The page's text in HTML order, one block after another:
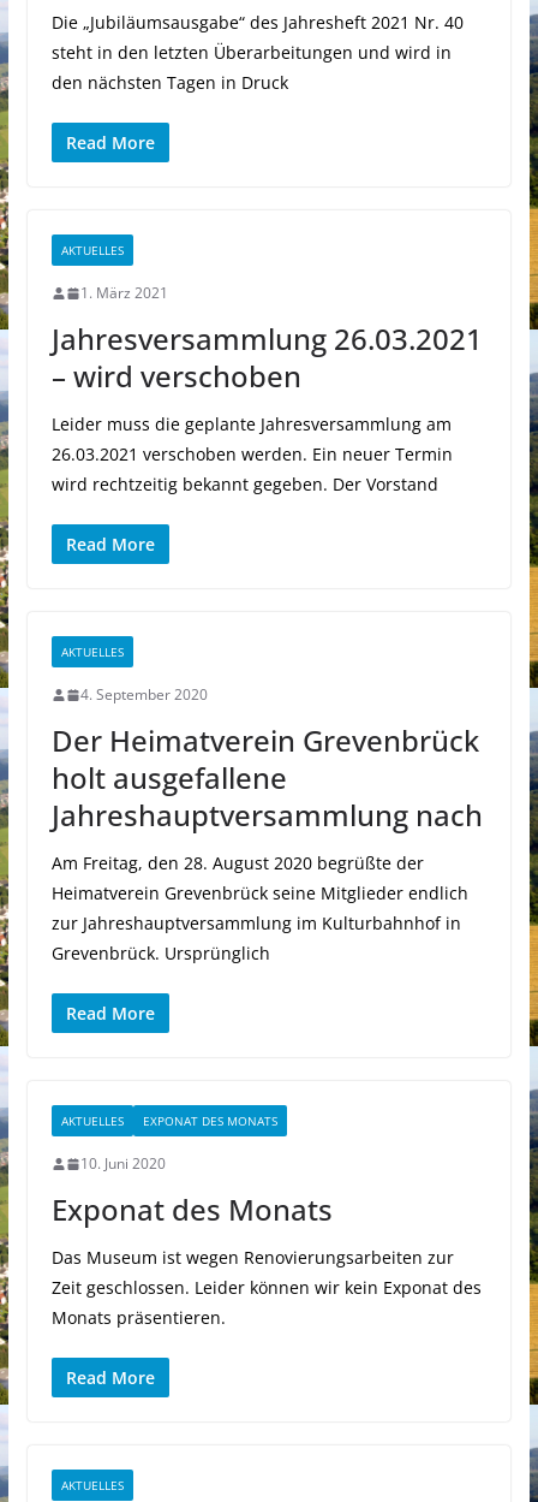
Die „Jubiläumsausgabe“ des Jahresheft 2021 Nr. 40
steht in den letzten Überarbeitungen und wird in
den nächsten Tagen in Druck
Read More
AKTUELLES
1. März 2021
Jahresversammlung 26.03.2021
– wird verschoben
Leider muss die geplante Jahresversammlung am
26.03.2021 verschoben werden. Ein neuer Termin
wird rechtzeitig bekannt gegeben. Der Vorstand
Read More
AKTUELLES
4. September 2020
Der Heimatverein Grevenbrück
holt ausgefallene
Jahreshauptversammlung nach
Am Freitag, den 28. August 2020 begrüßte der
Heimatverein Grevenbrück seine Mitglieder endlich
zur Jahreshauptversammlung im Kulturbahnhof in
Grevenbrück. Ursprünglich
Read More
AKTUELLES EXPONAT DES MONATS
10. Juni 2020
Exponat des Monats
Das Museum ist wegen Renovierungsarbeiten zur
Zeit geschlossen. Leider können wir kein Exponat des
Monats präsentieren.
Read More
AKTUELLES